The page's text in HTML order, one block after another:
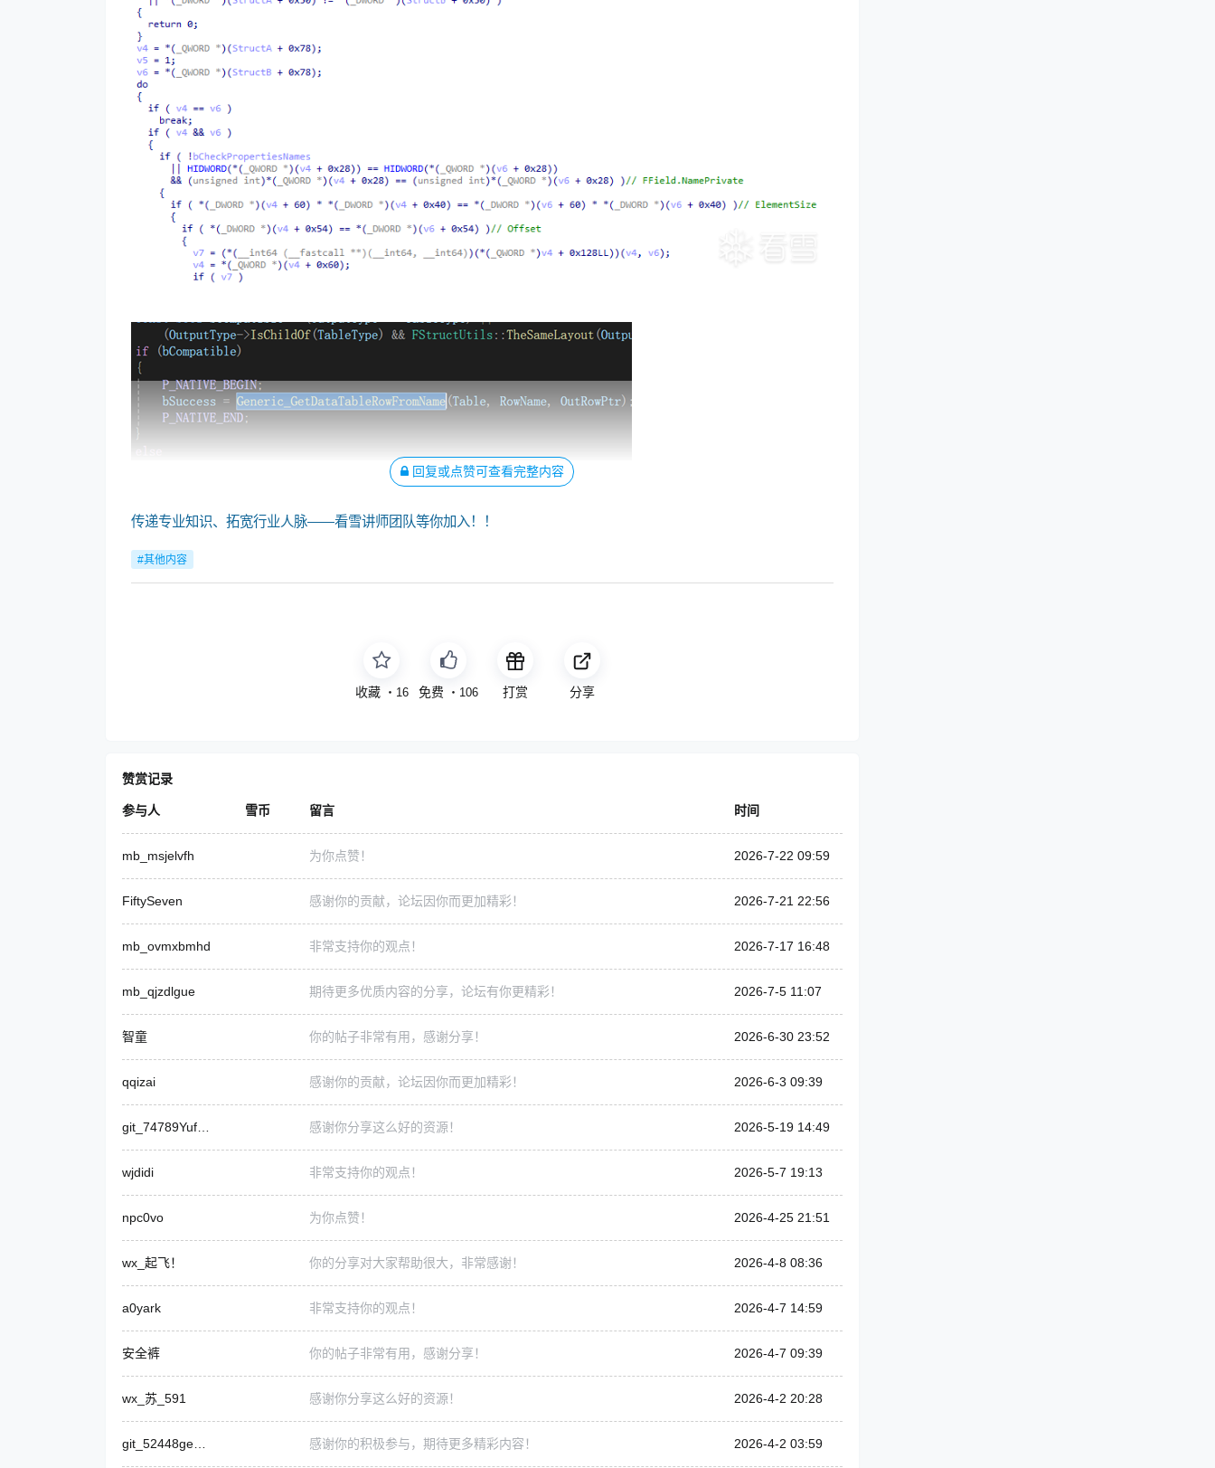
回复或点赞可查看完整内容
传递专业知识、拓宽行业人脉——看雪讲师团队等你加入！！
#其他内容
收藏 ・ 16 点赞 ・ 106 打赏 分享
赞赏记录
参与人 雪币 留言 时间
mb_msjelvfh 为你点赞！ 2026-7-22 09:59
FiftySeven 感谢你的贡献，论坛因你而更加精彩！ 2026-7-21 22:56
mb_ovmxbmhd 非常支持你的观点！ 2026-7-17 16:48
mb_qjzdlgue 期待更多优质内容的分享，论坛有你更精彩！ 2026-7-5 11:07
智童 你的帖子非常有用，感谢分享！ 2026-6-30 23:52
qqizai 感谢你的贡献，论坛因你而更加精彩！ 2026-6-3 09:39
git_74789Yufengk 感谢你分享这么好的资源！ 2026-5-19 14:49
wjdidi 非常支持你的观点！ 2026-5-7 19:13
npc0vo 为你点赞！ 2026-4-25 21:51
wx_起飞！ 你的分享对大家帮助很大，非常感谢！ 2026-4-8 08:36
a0yark 非常支持你的观点！ 2026-4-7 14:59
安全裤 你的帖子非常有用，感谢分享！ 2026-4-7 09:39
wx_苏_591 感谢你分享这么好的资源！ 2026-4-2 20:28
git_52448generalmokka 感谢你的积极参与，期待更多精彩内容！ 2026-4-2 03:59